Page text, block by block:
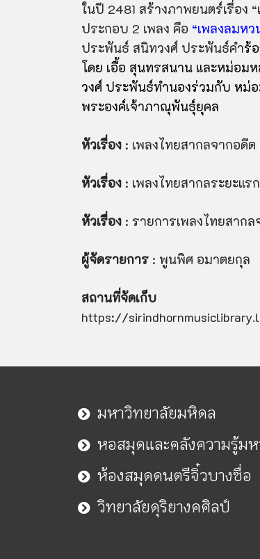
ในปี 2481 สร้างภาพยนตร์เรื่อง
ประกอบ 2 เพลง คือ “เพลงลมหว
ประพันธ์ สนิทวงศ์ ประพันธ์คำร้
โดย เอื้อ สุนทรสนาน และหม่อ
วงศ์ ประพันธ์ทำนองร่วมกับ หม่
พระองค์เจ้าภาณุพันธุ์ยุคล
หัวเรื่อง : เพลงไทยสากลจากอดี
หัวเรื่อง : เพลงไทยสากลระยะแร
หัวเรื่อง : รายการเพลงไทยสาก
ผู้จัดรายการ : พูนพิศ อมาตยกุล
สถานที่จัดเก็บ
https://
มหาวิทยาลัยมหิดล
หอสมุดและคลังความรู้ม
ห้องสมุดดนตรีจิ๋วบางซื่อ
วิทยาลัยดุริยางคศิลป์